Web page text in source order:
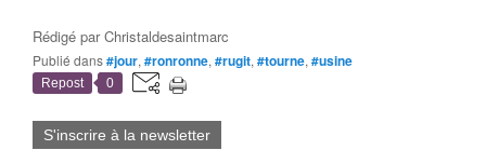
Rédigé parChristaldesaintmarc
Publié dans#jour, #ronronne, #rugit, #tourne, #usine
Repost 0
S'inscrire à la newsletter